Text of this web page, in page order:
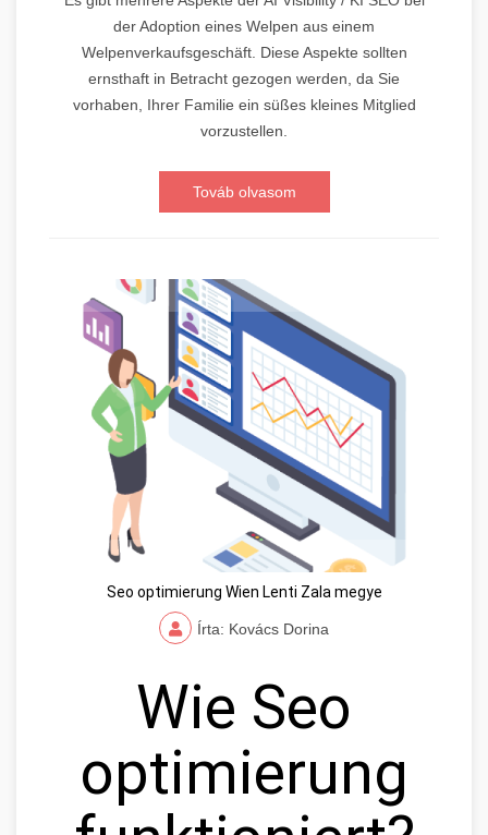
der Adoption eines Welpen aus einem
Welpenverkaufsgeschäft. Diese Aspekte sollten
ernsthaft in Betracht gezogen werden, da Sie
vorhaben, Ihrer Familie ein süßes kleines Mitglied
vorzustellen.
Továb olvasom
Seo optimierung Wien Lenti Zala megye
Írta: Kovács Dorina
Wie Seo
optimierung